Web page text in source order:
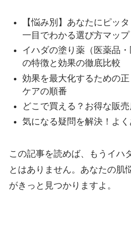
【悩み別】あなたにピッ
一目でわかる選び方マップ
イハダの塗り薬（医薬品
の特徴と効果の徹底比較
効果を最大化するための
ケアの順番
どこで買える？お得な販
気になる疑問を解決！よ
この記事を読めば、もうイハ
とはありません。あなたの肌
がきっと見つかりますよ。